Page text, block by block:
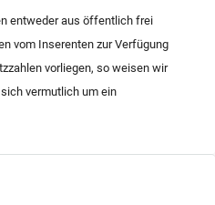
Weitere Details
Unterzeichnung einer
entweder aus öffentlich frei
vom Inserenten zur Verfügung
vorliegen, so weisen wir
vermutlich um ein